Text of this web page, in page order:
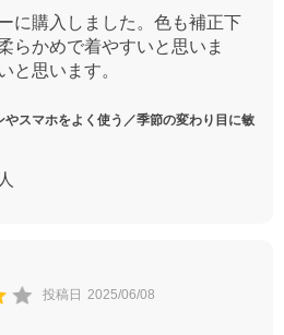
に購入しました。色も補正下
らかめで着やすいと思いま
と思います。
やスマホをよく使う／季節の変わり目に敏
人
投稿日 2025/06/08